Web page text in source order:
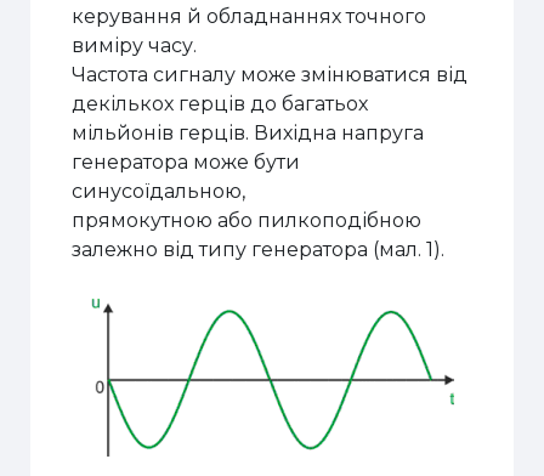
керування й обладнаннях точного
виміру часу.
Частота сигналу може змінюватися від
декількох герців до багатьох
мільйонів герців. Вихідна напруга
генератора може бути
синусоїдальною,
прямокутною або пилкоподібною
залежно від типу генератора (мал. 1).